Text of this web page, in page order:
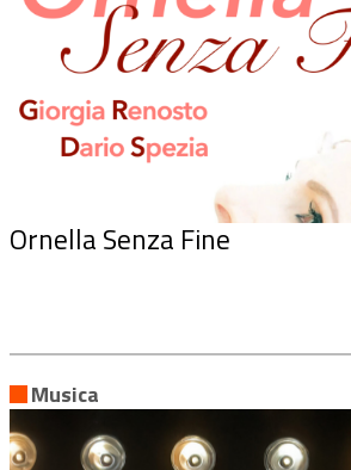
Ornella Senza Fine
Musica